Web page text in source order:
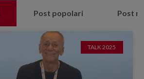
Post popolari Post
TALK 2025